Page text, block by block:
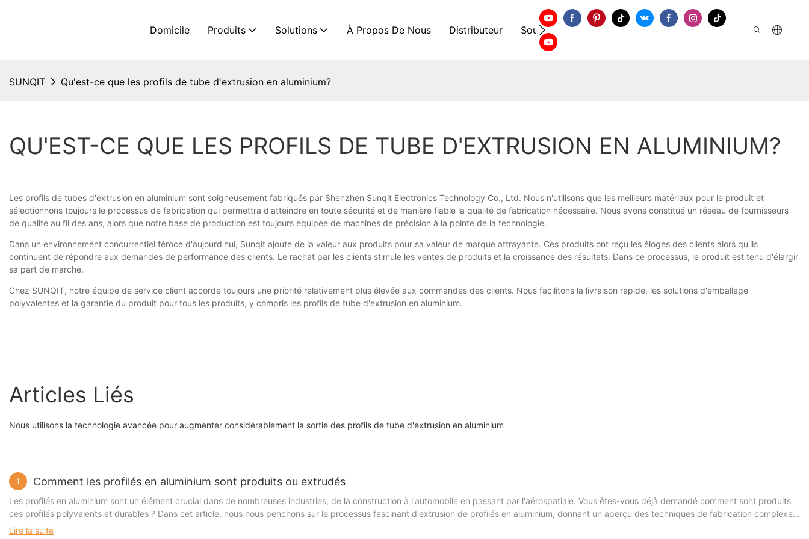
Domicile Produits Solutions À Propos De Nous Distributeur Soutien Nous Contacter
SUNQIT Qu'est-ce que les profils de tube d'extrusion en aluminium?
QU'EST-CE QUE LES PROFILS DE TUBE D'EXTRUSION EN ALUMINIUM?
Les profils de tubes d'extrusion en aluminium sont soigneusement fabriqués par Shenzhen Sunqit Electronics Technology Co., Ltd. Nous n'utilisons que les meilleurs matériaux pour le produit et
sélectionnons toujours le processus de fabrication qui permettra d'atteindre en toute sécurité et de manière fiable la qualité de fabrication nécessaire. Nous avons constitué un réseau de fournisseurs
de qualité au fil des ans, alors que notre base de production est toujours équipée de machines de précision à la pointe de la technologie.
Dans un environnement concurrentiel féroce d'aujourd'hui, Sunqit ajoute de la valeur aux produits pour sa valeur de marque attrayante. Ces produits ont reçu les éloges des clients alors qu'ils
continuent de répondre aux demandes de performance des clients. Le rachat par les clients stimule les ventes de produits et la croissance des résultats. Dans ce processus, le produit est tenu d'élargir
sa part de marché.
Chez SUNQIT, notre équipe de service client accorde toujours une priorité relativement plus élevée aux commandes des clients. Nous facilitons la livraison rapide, les solutions d'emballage
polyvalentes et la garantie du produit pour tous les produits, y compris les profils de tube d'extrusion en aluminium.
Articles Liés
Nous utilisons la technologie avancée pour augmenter considérablement la sortie des profils de tube d'extrusion en aluminium
1 Comment les profilés en aluminium sont produits ou extrudés
Les profilés en aluminium sont un élément crucial dans de nombreuses industries, de la construction à l'automobile en passant par l'aérospatiale. Vous êtes-vous déjà demandé comment sont produits
ces profilés polyvalents et durables ? Dans cet article, nous nous penchons sur le processus fascinant d'extrusion de profilés en aluminium, donnant un aperçu des techniques de fabrication complexes
qui donnent vie à ces produits essentiels. Poursuivez votre lecture pour découvrir la science et l’art derrière l’extrusion d’aluminium et acquérir une nouvelle appréciation de l’ingéniosité qui alimente
Lire la suite